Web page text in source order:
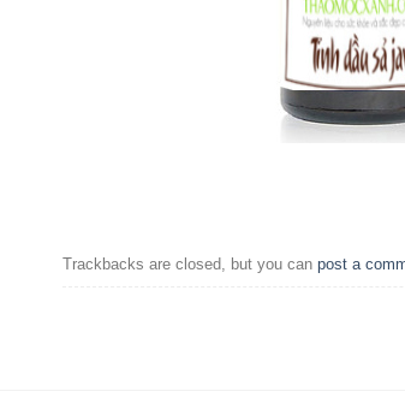
Trackbacks are closed, but you can post a